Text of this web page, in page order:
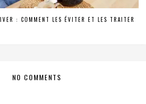
: COMMENT LES ÉVITER ET LES TRAITER
NO COMMENTS